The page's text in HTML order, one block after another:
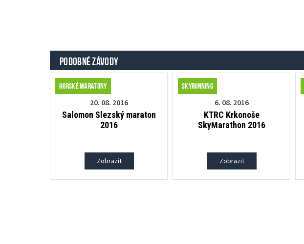
PODOBNÉ ZÁVODY
Horské maratony
20. 08. 2016
Salomon Slezský maraton
2016
Zobrazit
Skyrunning
6. 08. 2016
KTRC Krkonoše
SkyMarathon 2016
Zobrazit